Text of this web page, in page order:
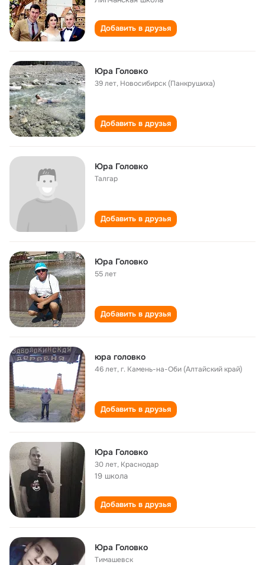
Добавить в друзья
Юра Головко
39 лет, Новосибирск (Панкрушиха)
Добавить в друзья
Юра Головко
Талгар
Добавить в друзья
Юра Головко
55 лет
Добавить в друзья
юра головко
46 лет,г. Камень-на-Оби (Алтайский край)
Добавить в друзья
Юра Головко
30 лет, Краснодар
19 школа
Добавить в друзья
Юра Головко
Тимашевск